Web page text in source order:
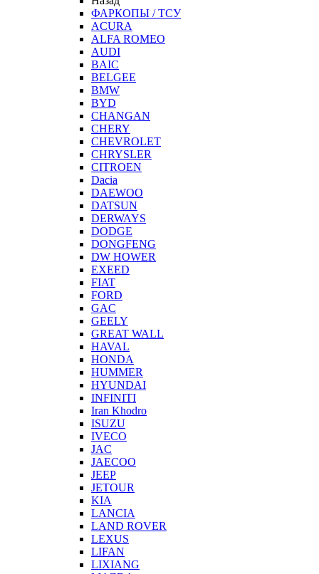
ФАРКОПЫ / ТСУ
ACURA
ALFA ROMEO
AUDI
BAIC
BELGEE
BMW
BYD
CHANGAN
CHERY
CHEVROLET
CHRYSLER
CITROEN
Dacia
DAEWOO
DATSUN
DERWAYS
DODGE
DONGFENG
DW HOWER
EXEED
FIAT
FORD
GAC
GEELY
GREAT WALL
HAVAL
HONDA
HUMMER
HYUNDAI
INFINITI
Iran Khodro
ISUZU
IVECO
JAC
JAECOO
JEEP
JETOUR
KIA
LANCIA
LAND ROVER
LEXUS
LIFAN
LIXIANG